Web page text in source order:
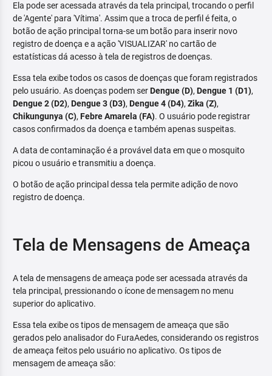
Ela pode ser acessada através da tela principal, trocando o perfil
de 'Agente' para 'Vítima'. Assim que a troca de perfil é feita, o
botão de ação principal torna-se um botão para inserir novo
registro de doença e a ação 'VISUALIZAR' no cartão de
estatísticas dá acesso à tela de registros de doenças.
Essa tela exibe todos os casos de doenças que foram registrados
pelo usuário. As doenças podem serDengue (D), Dengue 1 (D1),
Dengue 2 (D2), Dengue 3 (D3), Dengue 4 (D4), Zika (Z),
Chikungunya (C), Febre Amarela (FA). O usuário pode registrar
casos confirmados da doença e também apenas suspeitas.
A data de contaminação é a provável data em que o mosquito
picou o usuário e transmitiu a doença.
O botão de ação principal dessa tela permite adição de novo
registro de doença.
Tela de Mensagens de Ameaça
A tela de mensagens de ameaça pode ser acessada através da
tela principal, pressionando o ícone de mensagem no menu
superior do aplicativo.
Essa tela exibe os tipos de mensagem de ameaça que são
gerados pelo analisador do FuraAedes, considerando os registros
de ameaça feitos pelo usuário no aplicativo. Os tipos de
mensagem de ameaça são: